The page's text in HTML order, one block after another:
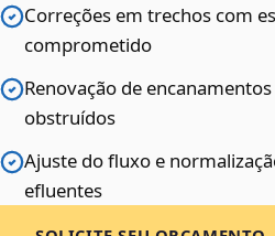
Correções em trechos com
comprometido
Renovação de
obstruídos
Ajuste do fluxo e
efluentes